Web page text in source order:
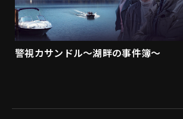
警視カサンドル～湖畔の事件簿～